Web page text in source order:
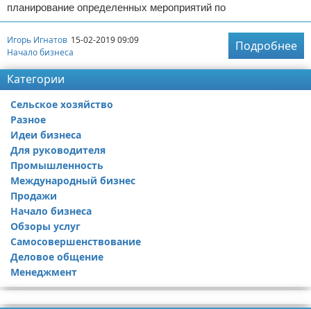
планирование определенных мероприятий по
Игорь Игнатов 15-02-2019 09:09
Начало бизнеса
Подробнее
Категории
Сельское хозяйство
Разное
Идеи бизнеса
Для руководителя
Промышленность
Международный бизнес
Продажи
Начало бизнеса
Обзоры услуг
Самосовершенствование
Деловое общение
Менеджмент